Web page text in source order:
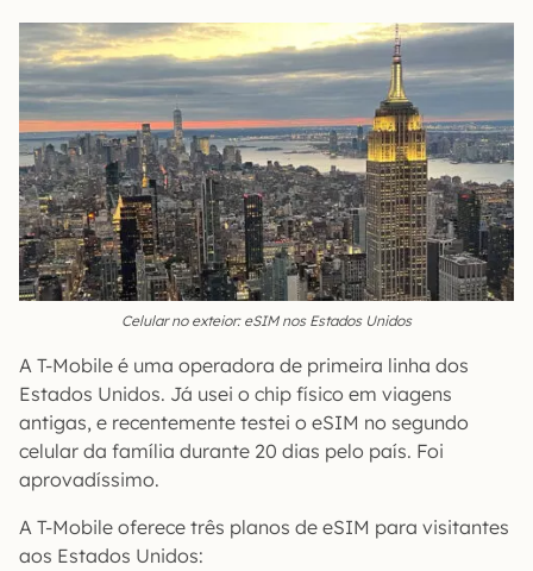
Celular no exteior: eSIM nos Estados Unidos
A T-Mobile é uma operadora de primeira linha dos
Estados Unidos. Já usei o chip físico em viagens
antigas, e recentemente testei o eSIM no segundo
celular da família durante 20 dias pelo país. Foi
aprovadíssimo.
A T-Mobile oferece três planos de eSIM para visitantes
aos Estados Unidos: